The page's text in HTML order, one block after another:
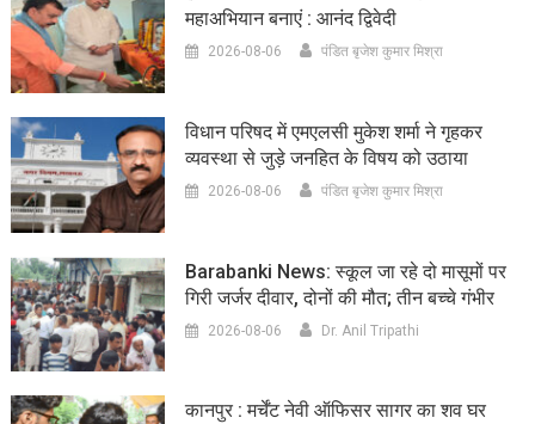
महाअभियान बनाएं : आनंद द्विवेदी
2026-08-06 पंडित बृजेश कुमार मिश्रा
विधान परिषद में एमएलसी मुकेश शर्मा ने गृहकर
व्यवस्था से जुड़े जनहित के विषय को उठाया
2026-08-06 पंडित बृजेश कुमार मिश्रा
Barabanki News: स्कूल जा रहे दो मासूमों पर
गिरी जर्जर दीवार, दोनों की मौत; तीन बच्चे गंभीर
2026-08-06 Dr. Anil Tripathi
कानपुर : मर्चेंट नेवी ऑफिसर सागर का शव घर